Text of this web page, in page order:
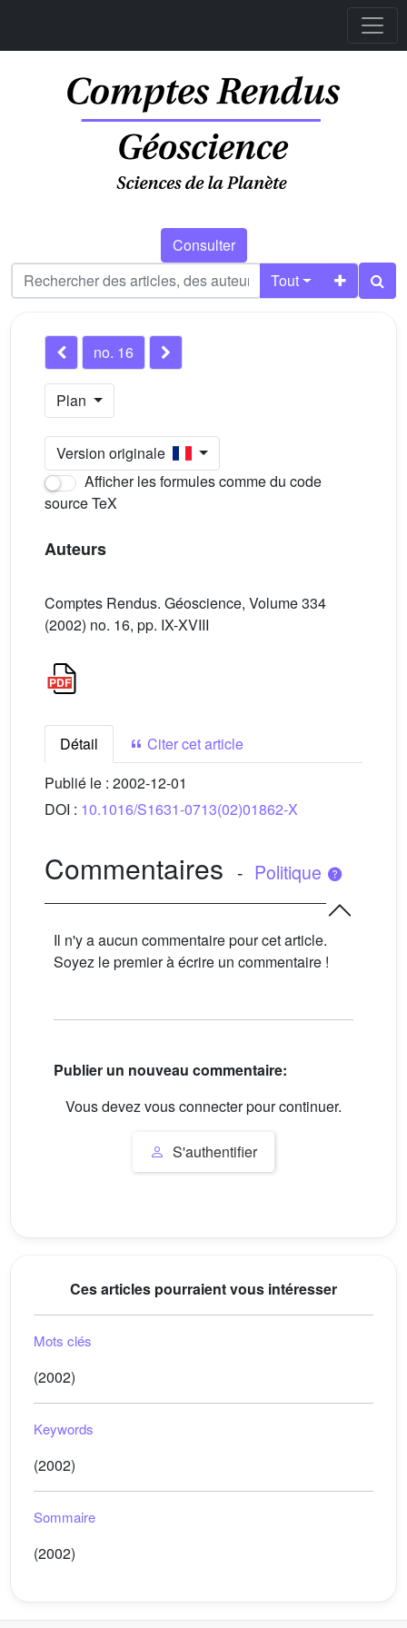
Consulter
Tout
no. 16
Plan
Version originale
Afficher les formules comme du code
source TeX
Auteurs
Comptes Rendus. Géoscience, Volume 334
(2002) no. 16, pp. IX-XVIII
Détail
Citer cet article
Publié le : 2002-12-01
DOI : 10.1016/S1631-0713(02)01862-X
Commentaires - Politique
Il n'y a aucun commentaire pour cet article.
Soyez le premier à écrire un commentaire !
Publier un nouveau commentaire:
Vous devez vous connecter pour continuer.
S'authentifier
Ces articles pourraient vous intéresser
Mots clés
(2002)
Keywords
(2002)
Sommaire
(2002)